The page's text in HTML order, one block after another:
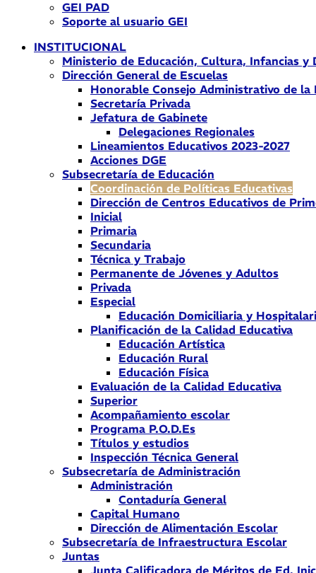
GEI PAD
Soporte al usuario GEI
INSTITUCIONAL
Ministerio de Educación, Cultura, Infancias y
Dirección General de Escuelas
Honorable Consejo Administrativo de la
Secretaría Privada
Jefatura de Gabinete
Delegaciones Regionales
Lineamientos Educativos 2023-2027
Acciones DGE
Subsecretaría de Educación
Coordinación de Políticas Educativas
Dirección de Centros Educativos de
Inicial
Primaria
Secundaria
Técnica y Trabajo
Permanente de Jóvenes y Adultos
Privada
Especial
Educación Domiciliaria y
Planificación de la Calidad Educativa
Educación Artística
Educación Rural
Educación Física
Evaluación de la Calidad Educativa
Superior
Acompañamiento escolar
Programa P.O.D.Es
Títulos y estudios
Inspección Técnica General
Subsecretaría de Administración
Administración
Contaduría General
Capital Humano
Dirección de Alimentación Escolar
Subsecretaría de Infraestructura Escolar
Juntas
Junta Calificadora de Méritos de Ed.